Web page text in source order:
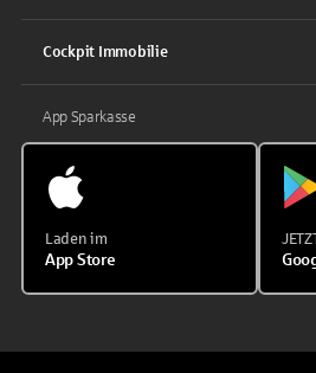
Cockpit Immobilie
App Sparkasse
Laden im
App Store